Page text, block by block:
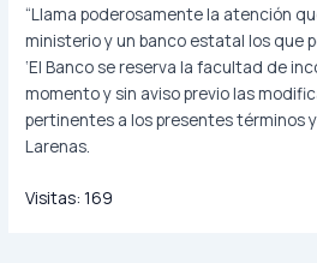
“Llama poderosamente la atención
ministerio y un banco estatal los que
‘El Banco se reserva la facultad de
momento y sin aviso previo las
pertinentes a los presentes términos
Larenas.
Visitas: 169